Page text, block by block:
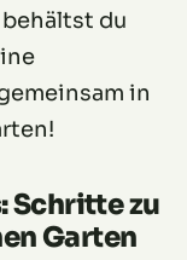
du
in
Schritte zu
Garten